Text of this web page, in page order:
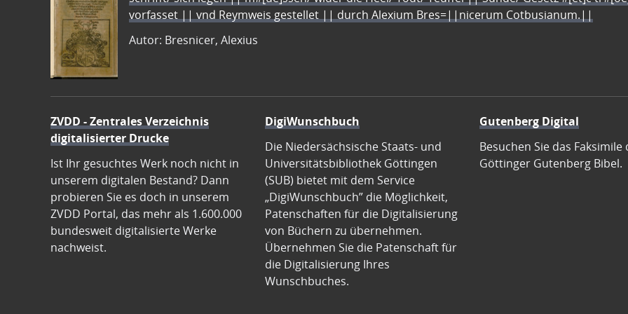
vorfasset || vnd Reymweis gestellet || durch Alexium Bres=||nicerum Cotbusianum.||
Autor: Bresnicer, Alexius
ZVDD - Zentrales Verzeichnis
digitalisierter Drucke
Ist Ihr gesuchtes Werk noch nicht in
unserem digitalen Bestand? Dann
probieren Sie es doch in unserem
ZVDD Portal, das mehr als 1.600.000
bundesweit digitalisierte Werke
nachweist.
DigiWunschbuch
Die Niedersächsische Staats- und
Universitätsbibliothek Göttingen
(SUB) bietet mit dem Service
„DigiWunschbuch” die Möglichkeit,
Patenschaften für die Digitalisierung
von Büchern zu übernehmen.
Übernehmen Sie die Patenschaft für
die Digitalisierung Ihres
Wunschbuches.
Gutenberg Digital
Besuchen Sie das Faksimile
Göttinger Gutenberg Bibel.